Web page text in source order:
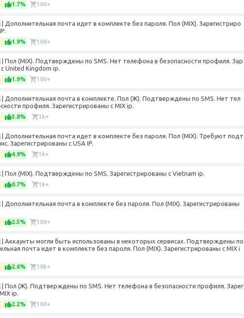
1.7% 100+
Дополнительная почта идет в комплекте без пароля. Пол (MIX). Зарегистриро
1.9% 100+
| Пол (MIX). Подтверждены по SMS. Нет телефона в безопасности профиля. Зар
United Kingdom ip.
1.9% 100+
| Дополнительная почта в комплекте. Пол (Ж). Подтверждены по SMS. Нет тел
профиля. Зарегистрированы с MIX ip.
3.8% 1k+
| Дополнительная почта идет в комплекте без пароля. Пол (MIX). Требуют подт
Зарегистрированы с USA IP.
4.9% 1k+
| Пол (МIX). Подтверждены по SMS. Зарегистрированы с Vietnam ip.
0.7% 1k+
Дополнительная почта в комплекте без пароля. Пол (MIX). Зарегистрированы
2.5% 100+
| Аккаунты могли быть использованы в некоторых сервисах. Подтверждены по
почта идет в комплекте без пароля. Пол (MIX). Зарегистрированы с MIX i
2.6% 10k+
| Пол (Ж). Подтверждены по SMS. Нет телефона в безопасности профиля. Зарег
ip.
2.2% 100+